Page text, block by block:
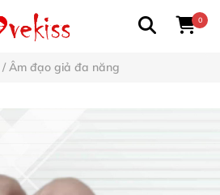
0
/ Âm đạo giả đa năng